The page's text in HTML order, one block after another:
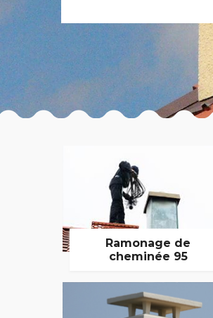
Ramonage de
cheminée 95